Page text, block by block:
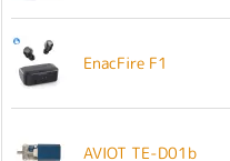
EnacFire F1
AVIOT TE-D01b